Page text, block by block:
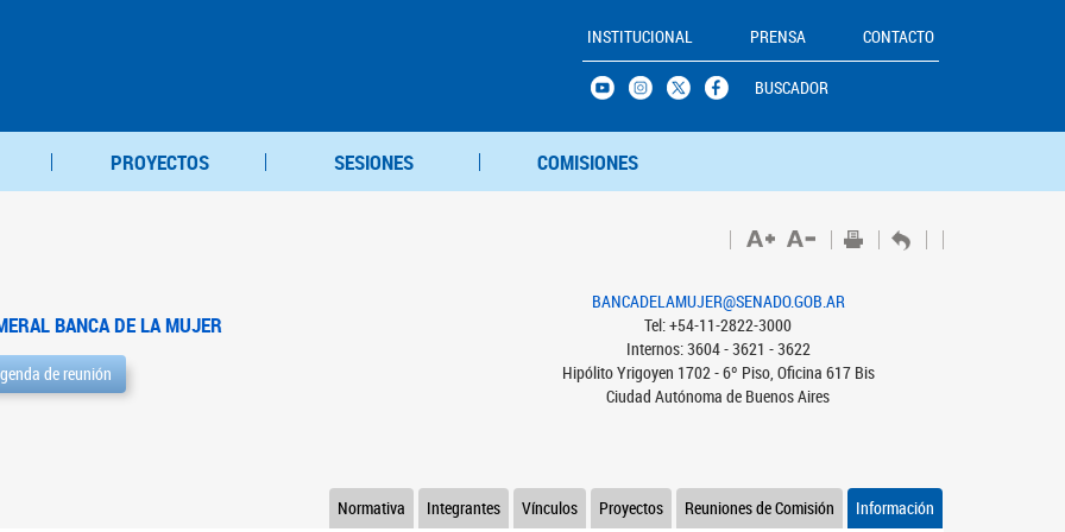
INSTITUCIONAL PRENSA CONTACTO
BUSCADOR
PROYECTOS SESIONES COMISIONES
BANCA DE LA MUJER
de reunión
BANCADELAMUJER@SENADO.GOB.AR
Tel: +54-11-2822-3000
Internos: 3604 - 3621 - 3622
Hipólito Yrigoyen 1702 - 6º Piso, Oficina 617 Bis
Ciudad Autónoma de Buenos Aires
Información
Reuniones de Comisión
Proyectos
Vínculos
Integrantes
Normativa